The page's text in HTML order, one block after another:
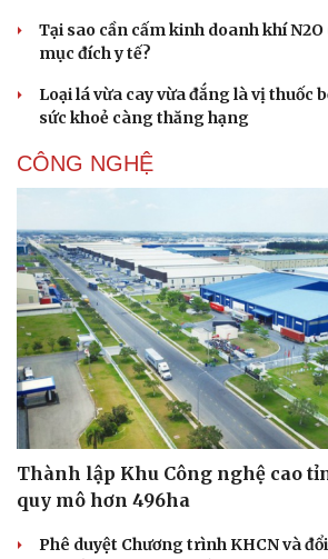
Tại sao cần cấm kinh doanh khí
mục đích y tế?
Loại lá vừa cay vừa đắng là vị thuốc
sức khoẻ càng thăng hạng
CÔNG NGHỆ
Thành lập Khu Công nghệ cao
quy mô hơn 496ha
Phê duyệt Chương trình KHCN và